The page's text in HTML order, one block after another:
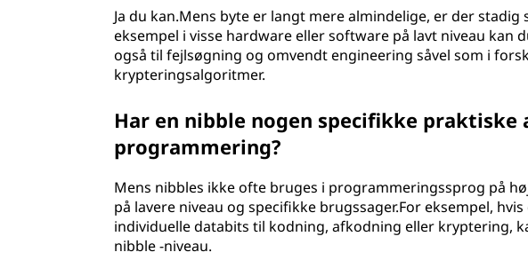
Ja du kan.Mens byte er langt mere almindelige, er der
eksempel i visse hardware eller software på lavt niveau kan
også til fejlsøgning og omvendt engineering såvel som i
krypteringsalgoritmer.
Har en nibble nogen specifikke
programmering?
Mens nibbles ikke ofte bruges i programmeringssprog på
på lavere niveau og specifikke brugssager.For eksempel,
individuelle databits til kodning, afkodning eller kryptering,
nibble -niveau.